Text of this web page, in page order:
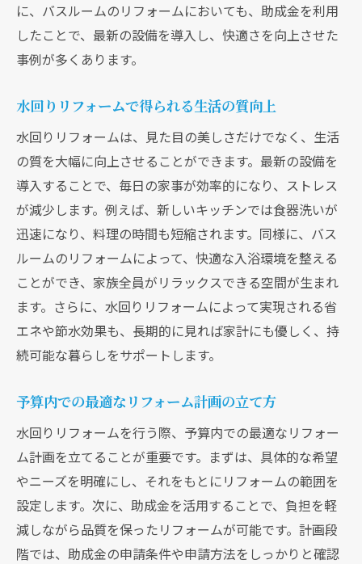
快適さを保ちながら環境に優しい生活を送
る
ーム実現
家計に優しいリフォームのための助成金活
用術
効率的な費用管理とリフォーム計画の立て
方
助成金を活用した経済的負担の軽減法
リフォームで家計に優しい住まいの実現方
法
予算内での最適な設備選びとそのポイント
助成金活用で実現する経済的なリフォーム
事例
助成金を活用した水回りリフォームで理想の住
理想の住まいを実現するための助成金活用
術
思い描くリフォームを助成金でサポートす
る方法
助成金を活用した理想の住まい作りの事例
に、バスルームのリフォームにおいても、助成金を利用
したことで、最新の設備を導入し、快適さを向上させた
事例が多くあります。
水回りリフォームで得られる生活の質向上
水回りリフォームは、見た目の美しさだけでなく、生活
の質を大幅に向上させることができます。最新の設備を
導入することで、毎日の家事が効率的になり、ストレス
が減少します。例えば、新しいキッチンでは食器洗いが
迅速になり、料理の時間も短縮されます。同様に、バス
ルームのリフォームによって、快適な入浴環境を整える
ことができ、家族全員がリラックスできる空間が生まれ
ます。さらに、水回りリフォームによって実現される省
エネや節水効果も、長期的に見れば家計にも優しく、持
続可能な暮らしをサポートします。
予算内での最適なリフォーム計画の立て方
水回りリフォームを行う際、予算内での最適なリフォー
ム計画を立てることが重要です。まずは、具体的な希望
やニーズを明確にし、それをもとにリフォームの範囲を
設定します。次に、助成金を活用することで、負担を軽
減しながら品質を保ったリフォームが可能です。計画段
階では、助成金の申請条件や申請方法をしっかりと確認